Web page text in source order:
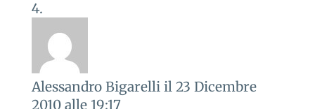
Alessandro Bigarelli il 23 Dicembre
2010 alle 19:17